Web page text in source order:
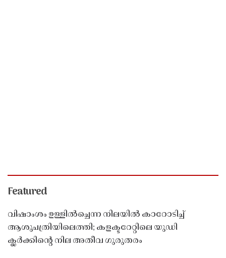
Featured
വിഷാംശം ഉള്ളിൽച്ചെന്ന നിലയിൽ കാറോടിച്ച്
ആശുപത്രിയിലെത്തി; കളക്ടറേറ്റിലെ യുഡി
ക്ലർക്കിൻ്റെ നില അതീവ ഗുരുതരം